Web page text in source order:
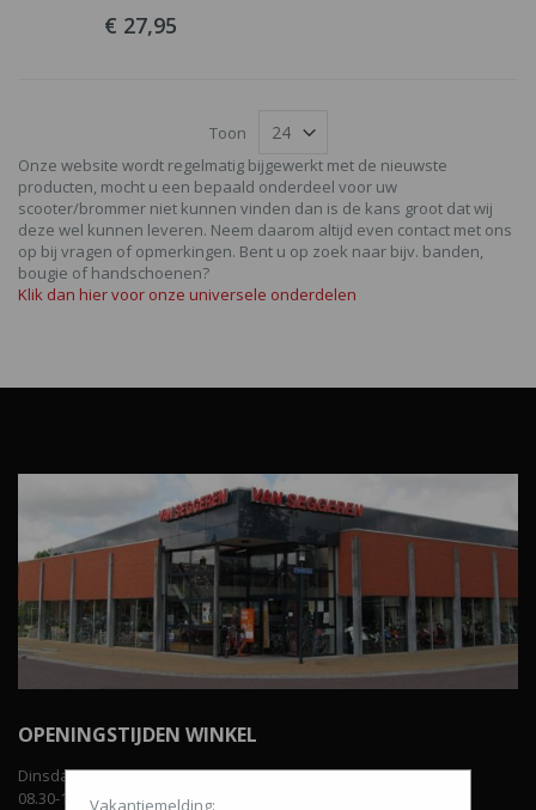
€ 27,95
Toon
Onze website wordt regelmatig bijgewerkt met de nieuwste
producten, mocht u een bepaald onderdeel voor uw
scooter/brommer niet kunnen vinden dan is de kans groot dat wij
deze wel kunnen leveren. Neem daarom altijd even contact met ons
op bij vragen of opmerkingen. Bent u op zoek naar bijv. banden,
bougie of handschoenen?
Klik dan hier voor onze universele onderdelen
OPENINGSTIJDEN WINKEL
Dinsdag t/m vrijdag:
08.30-12.00 uur en van 13.00-18.00 uur.
Vakantiemelding: